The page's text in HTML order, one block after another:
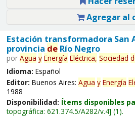
Agregar al
Estación transformadora San
provincia deRío Negro
por Agua y Energía Eléctrica, Sociedad
Idioma: Español
Editor: Buenos Aires: Agua y Energía
1988
Disponibilidad: Ítems disponibles
topográfica: 621.374.5/A282/v.4 (1).